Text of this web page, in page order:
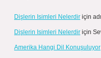
Dişlerin Isimleri Nelerdir için
Dişlerin Isimleri Nelerdir için
Amerika Hangi Dil Konuşuluyor